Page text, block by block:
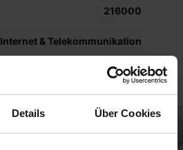
Details Über Cookies
216000
Internet & Telekommunikation